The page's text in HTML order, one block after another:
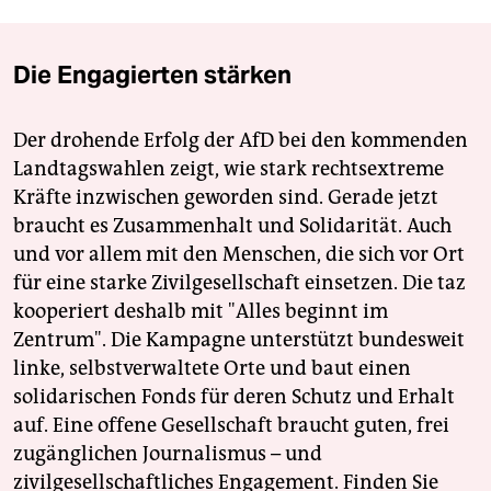
Die Engagierten stärken
Der drohende Erfolg der AfD bei den kommenden
Landtagswahlen zeigt, wie stark rechtsextreme
Kräfte inzwischen geworden sind. Gerade jetzt
braucht es Zusammenhalt und Solidarität. Auch
und vor allem mit den Menschen, die sich vor Ort
für eine starke Zivilgesellschaft einsetzen. Die taz
kooperiert deshalb mit "Alles beginnt im
Zentrum". Die Kampagne unterstützt bundesweit
linke, selbstverwaltete Orte und baut einen
solidarischen Fonds für deren Schutz und Erhalt
auf. Eine offene Gesellschaft braucht guten, frei
zugänglichen Journalismus – und
zivilgesellschaftliches Engagement. Finden Sie